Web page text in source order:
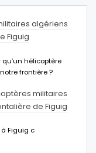
algériens
Figuig
hélicoptère
frontière ?
militaires
de Figuig
Figuig c